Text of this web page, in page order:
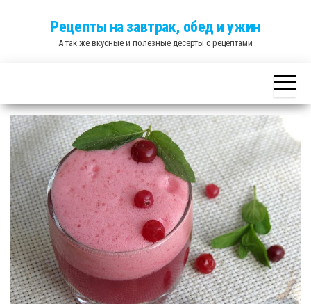
Рецепты на завтрак, обед и ужин
А так же вкусные и полезные десерты с рецептами